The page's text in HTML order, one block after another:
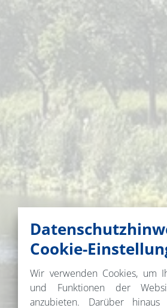
Cookie-
Wir verwenden Cookies, um
und Funktionen der
anzubieten. Darüber